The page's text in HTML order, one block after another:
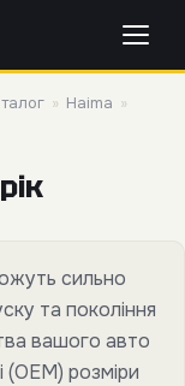
» Haima »
сильно
та покоління
вашого авто
розміри